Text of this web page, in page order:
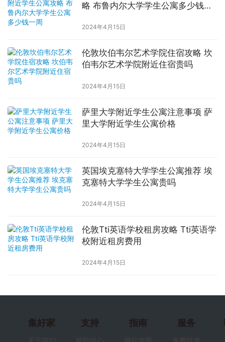
略 布鲁内尔大学学生公寓多少钱一
2024年4月15日
伦敦坎伯韦尔艺术学院住宿攻略 坎
伯韦尔艺术学院附近住宿贵吗
2024年4月15日
萨里大学附近学生公寓注意事项 萨
里大学附近学生公寓价格
2024年4月15日
英国埃克塞特大学学生公寓推荐 埃
克塞特大学学生公寓贵吗
2024年4月15日
伦敦Tti英语学校租房攻略 Tti英语学
校附近租房费用
2024年4月15日
集好家 支持 指南 服务